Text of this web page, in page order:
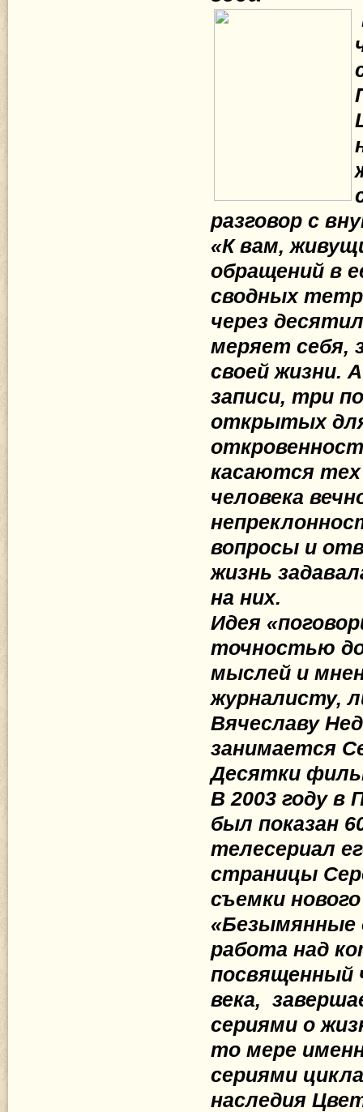
разговор с
«К вам,
обращений в
сводных
через
меряет себя,
своей жизни.
записи, три
открытых
касаются
человека
вопросы и
жизнь
на них.
Идея
точностью
мыслей и
журналисту,
Вячеславу
занимается
Десятки
В 2003 году в
был показан
телесериал
страницы
съемки
«Безымянные
работа над
посвященный
века,
сериями о
то мере
сериями
наследия